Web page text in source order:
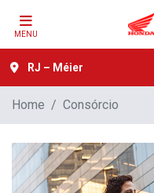
MENU
RJ – Méier
Home Consórcio